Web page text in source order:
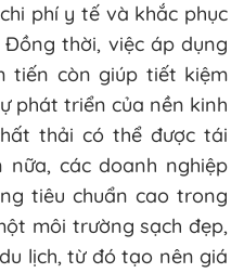
phí y tế và khắc phục
thời, việc áp dụng
tiến còn giúp tiết kiệm
phát triển của nền kinh
thải có thể được tái
các doanh nghiệp
tiêu chuẩn cao trong
môi trường sạch đẹp,
lịch, từ đó tạo nên giá